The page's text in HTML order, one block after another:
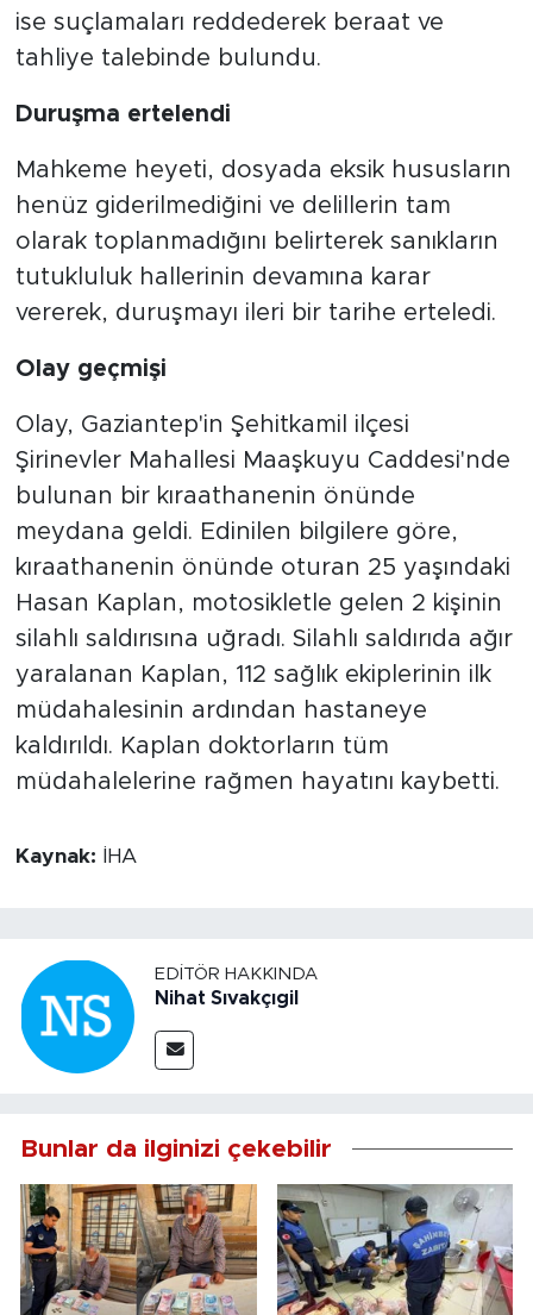
ise suçlamaları reddederek beraat ve
tahliye talebinde bulundu.
Duruşma ertelendi
Mahkeme heyeti, dosyada eksik hususların
henüz giderilmediğini ve delillerin tam
olarak toplanmadığını belirterek sanıkların
tutukluluk hallerinin devamına karar
vererek, duruşmayı ileri bir tarihe erteledi.
Olay geçmişi
Olay, Gaziantep'in Şehitkamil ilçesi
Şirinevler Mahallesi Maaşkuyu Caddesi'nde
bulunan bir kıraathanenin önünde
meydana geldi. Edinilen bilgilere göre,
kıraathanenin önünde oturan 25 yaşındaki
Hasan Kaplan, motosikletle gelen 2 kişinin
silahlı saldırısına uğradı. Silahlı saldırıda ağır
yaralanan Kaplan, 112 sağlık ekiplerinin ilk
müdahalesinin ardından hastaneye
kaldırıldı. Kaplan doktorların tüm
müdahalelerine rağmen hayatını kaybetti.
Kaynak: İHA
EDITÖR HAKKINDA
Nihat Sıvakçıgil
Bunlar da ilginizi çekebilir